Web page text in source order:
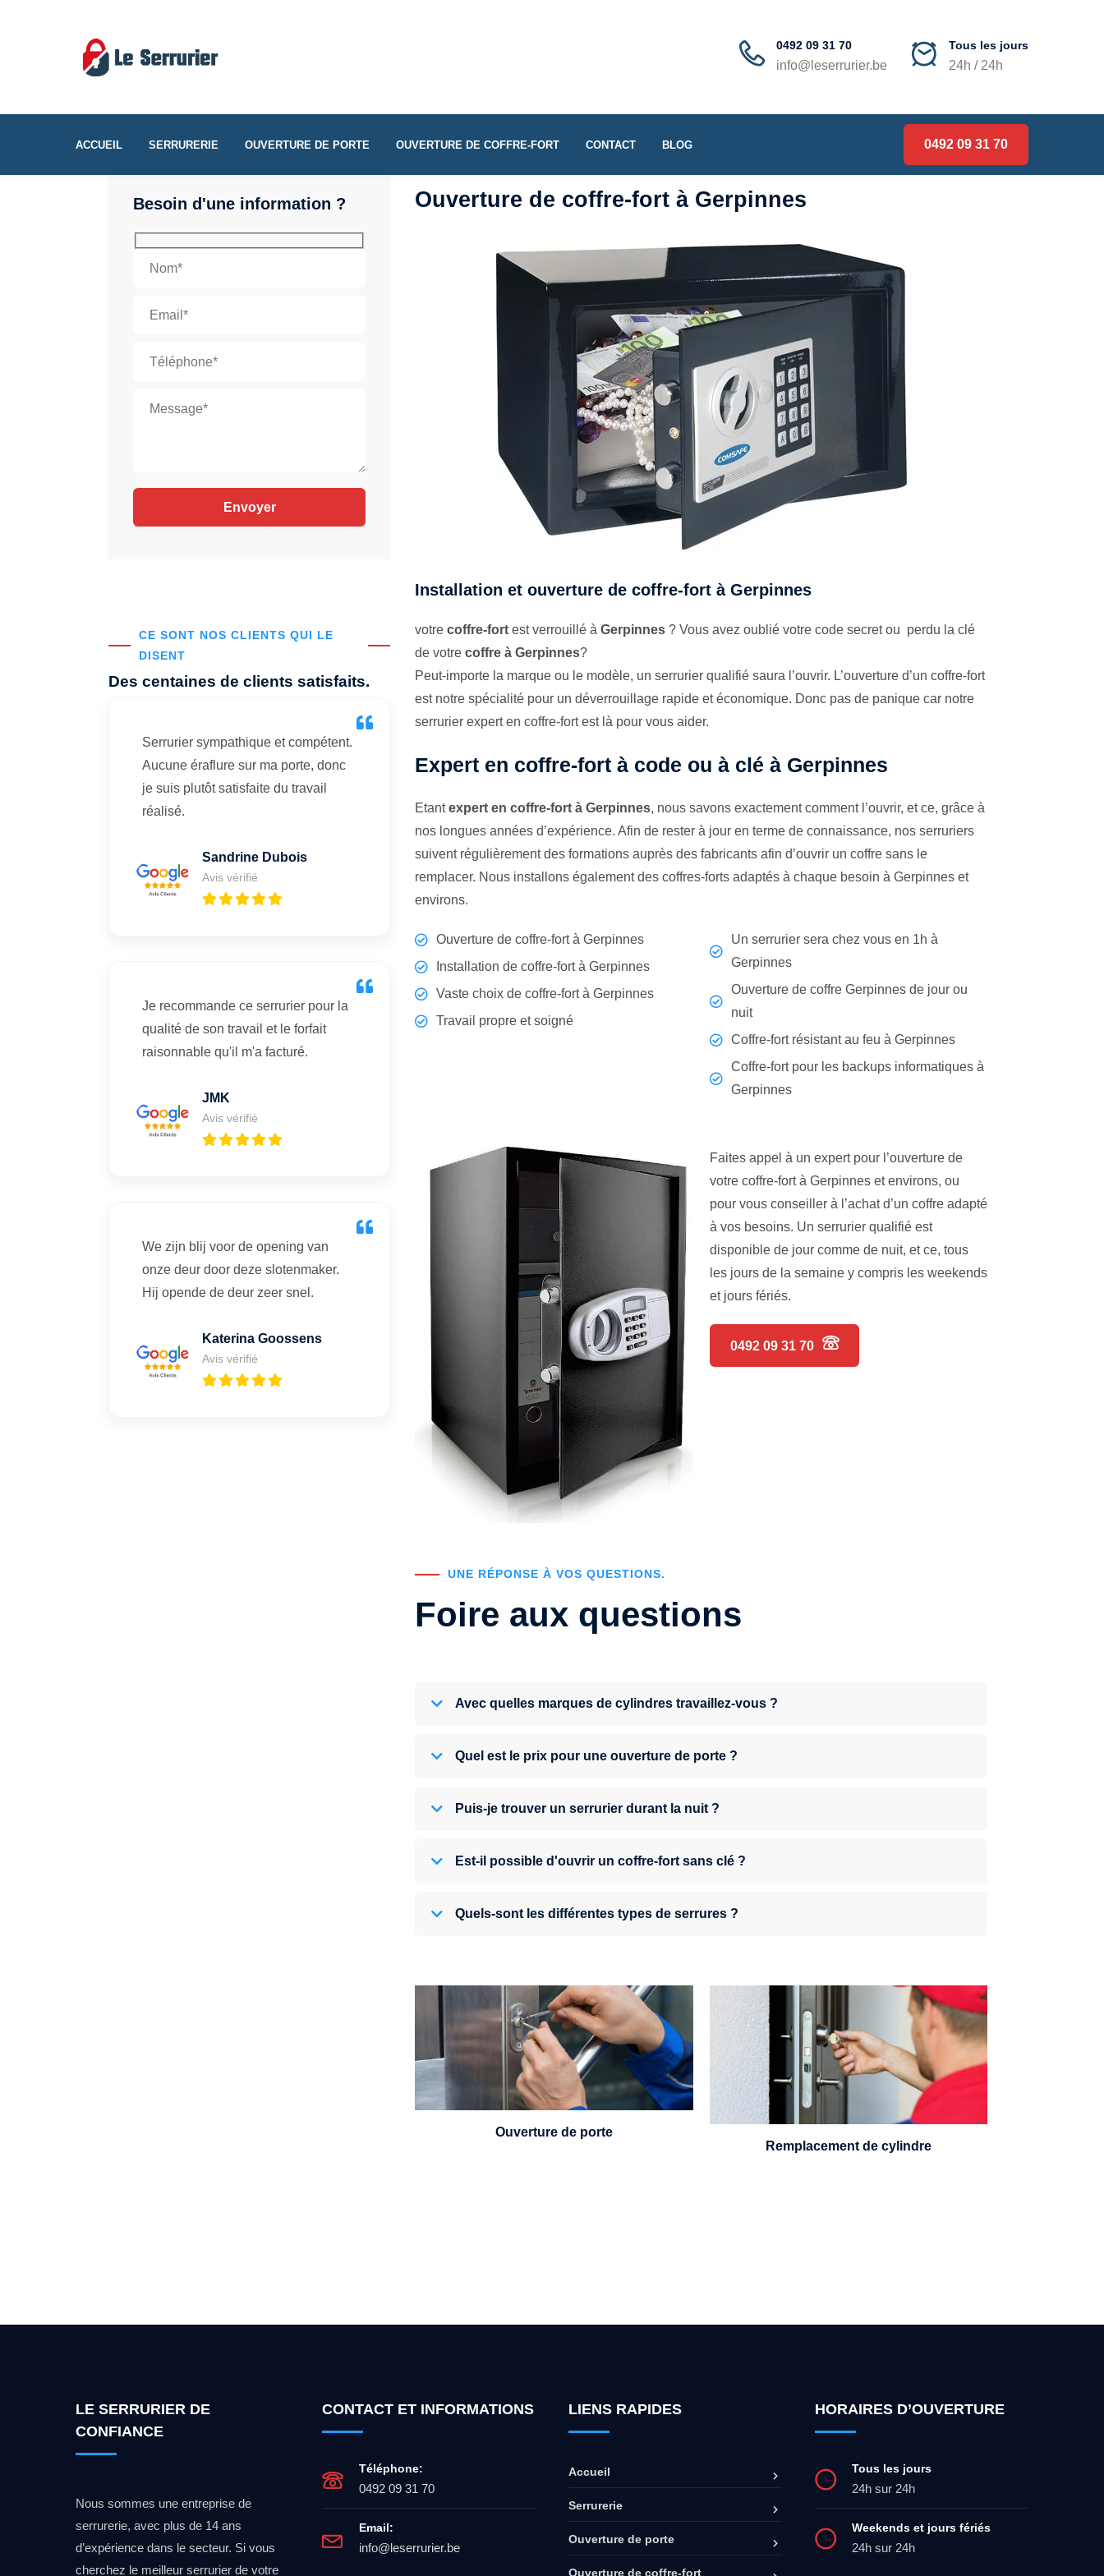
0492 09 31 70
info@leserrurier.be
Tous les jours
24h / 24h
ACCUEIL SERRURERIE OUVERTURE DE PORTE OUVERTURE DE COFFRE-FORT CONTACT BLOG 0492 09 31 70
Besoin d'une information ?
CE SONT NOS CLIENTS QUI LE
DISENT
Des centaines de clients satisfaits.
Serrurier sympathique et compétent.
Aucune éraflure sur ma porte, donc
je suis plutôt satisfaite du travail
réalisé.
Sandrine Dubois
Avis vérifié
Je recommande ce serrurier pour la
qualité de son travail et le forfait
raisonnable qu'il m'a facturé.
JMK
Avis vérifié
We zijn blij voor de opening van
onze deur door deze slotenmaker.
Hij opende de deur zeer snel.
Katerina Goossens
Avis vérifié
Ouverture de coffre-fort à Gerpinnes
Installation et ouverture de coffre-fort à Gerpinnes
votrecoffre-fort est verrouillé àGerpinnes ? Vous avez oublié votre code secret ou perdu la clé
de votrecoffre à Gerpinnes?
Peut-importe la marque ou le modèle, un serrurier qualifié saura l’ouvrir. L’ouverture d’un coffre-fort
est notre spécialité pour un déverrouillage rapide et économique. Donc pas de panique car notre
serrurier expert en coffre-fort est là pour vous aider.
Expert en coffre-fort à code ou à clé à Gerpinnes
Etantexpert en coffre-fort à Gerpinnes, nous savons exactement comment l’ouvrir, et ce, grâce à
nos longues années d’expérience. Afin de rester à jour en terme de connaissance, nos serruriers
suivent régulièrement des formations auprès des fabricants afin d’ouvrir un coffre sans le
remplacer. Nous installons également des coffres-forts adaptés à chaque besoin à Gerpinnes et
environs.
Ouverture de coffre-fort à Gerpinnes
Installation de coffre-fort à Gerpinnes
Vaste choix de coffre-fort à Gerpinnes
Travail propre et soigné
Un serrurier sera chez vous en 1h à
Gerpinnes
Ouverture de coffre Gerpinnes de jour ou
nuit
Coffre-fort résistant au feu à Gerpinnes
Coffre-fort pour les backups informatiques à
Gerpinnes
Faites appel à un expert pour l’ouverture de
votre coffre-fort à Gerpinnes et environs, ou
pour vous conseiller à l’achat d’un coffre adapté
à vos besoins. Un serrurier qualifié est
disponible de jour comme de nuit, et ce, tous
les jours de la semaine y compris les weekends
et jours fériés.
0492 09 31 70
UNE RÉPONSE À VOS QUESTIONS.
Foire aux questions
Avec quelles marques de cylindres travaillez-vous ?
Quel est le prix pour une ouverture de porte ?
Puis-je trouver un serrurier durant la nuit ?
Est-il possible d'ouvrir un coffre-fort sans clé ?
Quels-sont les différentes types de serrures ?
Vous avez perdu vos clés ou la porte s'est
refermée derrière vous ? Un serrurier est
disponible 24h/7.
Ouverture de porte
Un serrurier sera en mesure de choisir et
remplacer un cylindre standard, à 5
leviers ou à 3 leviers, Mul-T-Lock ou
encore multipoints.
Remplacement de cylindre
LE SERRURIER DE
CONFIANCE
Nous sommes une entreprise de
serrurerie, avec plus de 14 ans
d’expérience dans le secteur. Si vous
cherchez le meilleur serrurier de votre
CONTACT ET INFORMATIONS
Téléphone:
0492 09 31 70
Email:
info@leserrurier.be
LIENS RAPIDES
Accueil
Serrurerie
Ouverture de porte
Ouverture de coffre-fort
HORAIRES D’OUVERTURE
Tous les jours
24h sur 24h
Weekends et jours fériés
24h sur 24h